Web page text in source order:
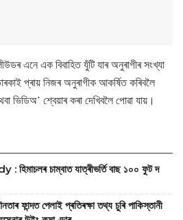
এনে এক বিবাহিত যুঁটি যাৰ অনুৰাগীৰ সংখ্যা
প্ৰায় নিজৰ অনুৰাগীক আকৰ্ষিত কৰিবলৈ
ভিডিঅ’ শ্বেয়াৰ কৰা দেখিবলৈ পোৱা যায়।
চাম্বাত যাত্ৰীভৰ্তি বাছ ১০০ ফুট দ
পেলাই প্ৰতিৰক্ষা তথ্য চুৰি পাকিস্তানী